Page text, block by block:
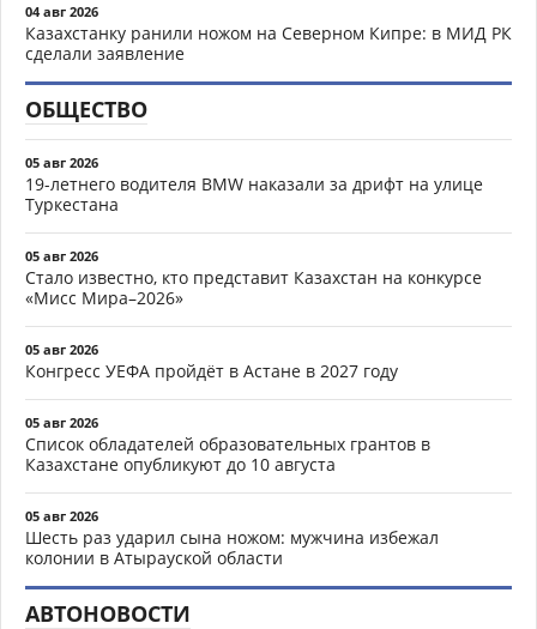
04 авг 2026
Казахстанку ранили ножом на Северном Кипре: в МИД РК
сделали заявление
ОБЩЕСТВО
05 авг 2026
19-летнего водителя BMW наказали за дрифт на улице
Туркестана
05 авг 2026
Стало известно, кто представит Казахстан на конкурсе
«Мисс Мира–2026»
05 авг 2026
Конгресс УЕФА пройдёт в Астане в 2027 году
05 авг 2026
Список обладателей образовательных грантов в
Казахстане опубликуют до 10 августа
05 авг 2026
Шесть раз ударил сына ножом: мужчина избежал
колонии в Атырауской области
АВТОНОВОСТИ